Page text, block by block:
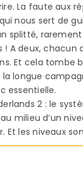
La faute aux
nous sert de
splitté,
! A deux,
Et cela
longue
essentielle.
2 : le
milieu d’un
Et les niveaux